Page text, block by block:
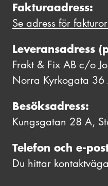
Fakturaadress:
Se adress för
Leveransadress
Frakt & Fix AB c/o
Norra Kyrkogata 36
Besöksadress:
Kungsgatan 28 A,
Telefon och e-
Du hittar